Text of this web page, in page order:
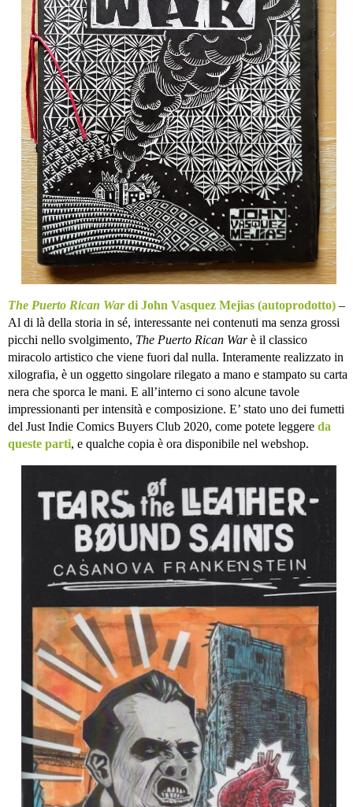
The Puerto Rican Wardi John Vasquez Mejias (autoprodotto) –
Al di là della storia in sé, interessante nei contenuti ma senza grossi
picchi nello svolgimento, The Puerto Rican Warè il classico
miracolo artistico che viene fuori dal nulla. Interamente realizzato in
xilografia, è un oggetto singolare rilegato a mano e stampato su carta
nera che sporca le mani. E all’interno ci sono alcune tavole
impressionanti per intensità e composizione. E’ stato uno dei fumetti
del Just Indie Comics Buyers Club 2020, come potete leggere da
queste parti, e qualche copia è ora disponibile nel webshop.